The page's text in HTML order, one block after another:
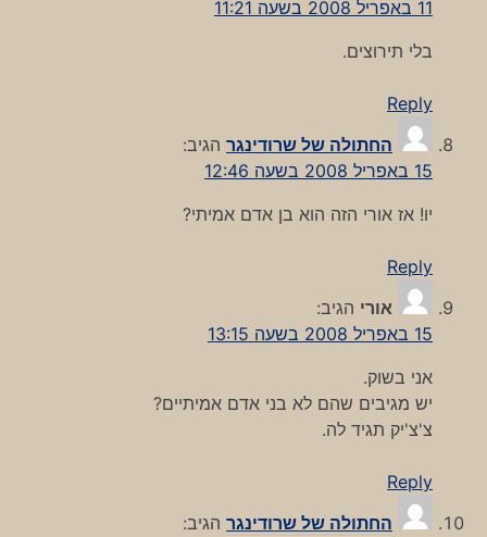
11 באפריל 2008 בשעה 11:21
בלי תירוצים.
Reply
החתולה של שרודינגר הגיב:
15 באפריל 2008 בשעה 12:46
יו! אז אורי הזה הוא בן אדם אמיתי?
Reply
אורי הגיב:
15 באפריל 2008 בשעה 13:15
אני בשוק.
יש מגיבים שהם לא בני אדם אמיתיים?
צ'צ'יק תגיד לה.
Reply
החתולה של שרודינגר הגיב: